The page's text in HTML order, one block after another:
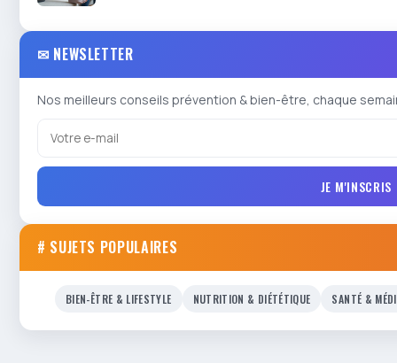
✉ NEWSLETTER
Nos meilleurs conseils prévention & bien-être, chaque
JE M'INSCRIS
# SUJETS POPULAIRES
BIEN-ÊTRE & LIFESTYLE NUTRITION & DIÉTÉTIQUE SANTÉ &